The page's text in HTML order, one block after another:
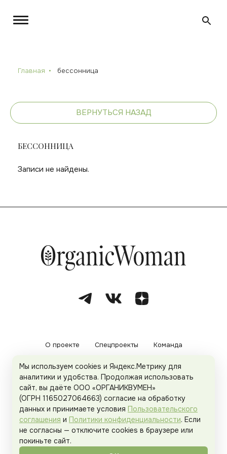
Главная бессонница
ВЕРНУТЬСЯ НАЗАД
БЕССОННИЦА
Записи не найдены.
О проекте Спецпроекты Команда
Рекламодателям Политика конфиденциальности
Пользовательское соглашение
Organicwoman.ru . Все права защищены.
Мы используем cookies и Яндекс.Метрику для
аналитики и удобства. Продолжая использовать
сайт, вы даёте ООО «ОРГАНИКВУМЕН»
(ОГРН 1165027064663) согласие на обработку
данных и принимаете условия Пользовательского
соглашения и Политики конфиденциальности. Если
не согласны — отключите cookies в браузере или
покиньте сайт.